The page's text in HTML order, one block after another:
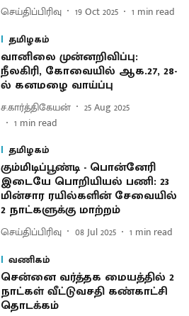
செய்திப்பிரிவு 19 Oct 2025 1 min read
தமிழகம்
வானிலை முன்னறிவிப்பு:
நீலகிரி, கோவையில் ஆக.27, 28-
ல் கனமழை வாய்ப்பு
ச.கார்த்திகேயன்
25 Aug 2025
1 min read
தமிழகம்
கும்மிடிப்பூண்டி - பொன்னேரி
இடையே பொறியியல் பணி: 23
மின்சார ரயில்களின் சேவையில்
2 நாட்களுக்கு மாற்றம்
செய்திப்பிரிவு 08 Jul 2025 1 min read
வணிகம்
சென்னை வர்த்தக மையத்தில் 2
நாட்கள் வீட்டுவசதி கண்காட்சி
தொடக்கம்